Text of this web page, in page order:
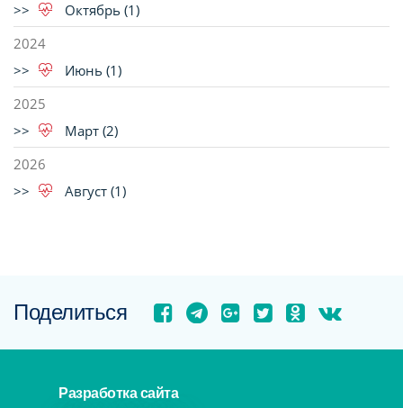
Октябрь (1)
2024
Июнь (1)
2025
Март (2)
2026
Август (1)
Поделиться
Разработка сайта